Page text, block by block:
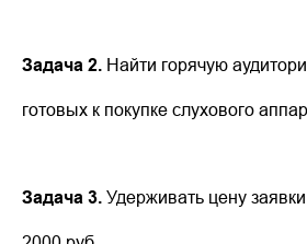
Задача 2. Найти горячую
готовых к покупке слухового
Задача 3. Удерживать цену